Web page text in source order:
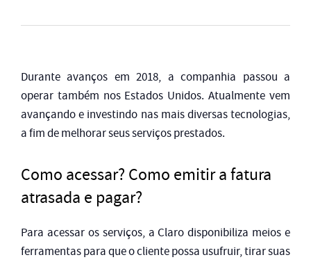
Durante avanços em 2018, a companhia passou a
operar também nos Estados Unidos.Atualmente vem
avançando e investindo nas mais diversas tecnologias,
a fim de melhorar seus serviços prestados.
Como acessar? Como emitir a fatura
atrasada e pagar?
Para acessar os serviços, a Claro disponibiliza meios e
ferramentas para que o cliente possa usufruir, tirar suas